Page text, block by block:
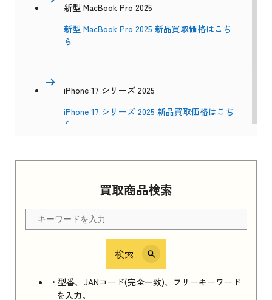
買取商品検索
検索
・型番、JANコード(完全一致)、フリーキーワード
を入力。
新型 MacBook Pro 2025
新型 MacBook Pro 2025 新品買取価格はこち
ら
iPhone 17 シリーズ 2025
iPhone 17 シリーズ 2025 新品買取価格はこち
ら
Apple Watch Series 11 2025 新品買取価格はこ
ちら
iPhone 16e シリーズ 2025
iPhone 16e シリーズ 2025 新品買取価格はこち
ら